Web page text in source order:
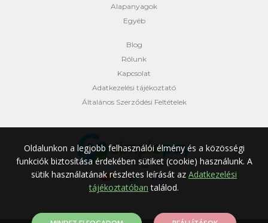
Oldalunkon a legjobb felhasználói élmény és a közösségi
funkciók biztosítása érdekében sütiket (cookie) használunk. A
sütik használatának részletes leírását az Adatkezelési
tájékoztatóban találod.
Alapanyagok
Egyéb
Blog
Rólunk
Kapcsolat
Adatkezelési tájékoztató
Általános Szerződési Feltételek